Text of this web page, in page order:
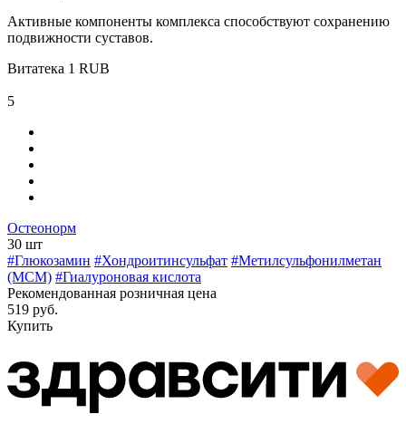
Активные компоненты комплекса способствуют сохранению
подвижности суставов.
Витатека 1 RUB
5
Остеонорм
30 шт
#Глюкозамин #Хондроитинсульфат #Метилсульфонилметан
(МСМ) #Гиалуроновая кислота
Рекомендованная розничная цена
519 руб.
Купить